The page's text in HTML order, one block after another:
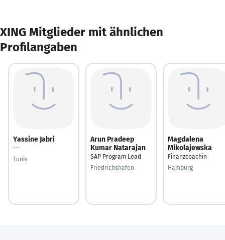
XING Mitglieder mit ähnlichen
Profilangaben
Yassine Jabri
---
Tunis
Arun Pradeep
Kumar Natarajan
SAP Program Lead
Friedrichshafen
Magdalena
Mikolajewska
Finanzcoachin
Hamburg